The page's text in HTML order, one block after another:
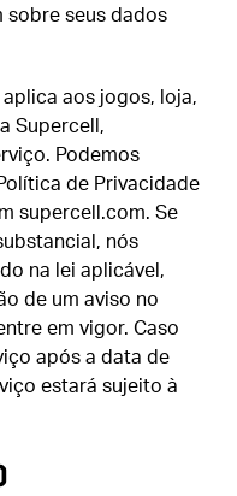
sobre seus dados
aos jogos, loja,
Supercell,
Podemos
de Privacidade
supercell.com. Se
nós
na lei aplicável,
de um aviso no
em vigor. Caso
após a data de
estará sujeito à